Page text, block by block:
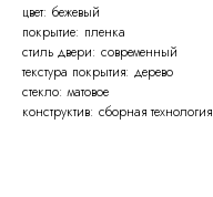
цвет: бежевый
покрытие: пленка
стиль двери: современный
текстура покрытия: дерево
стекло: матовое
конструктив: сборная технология